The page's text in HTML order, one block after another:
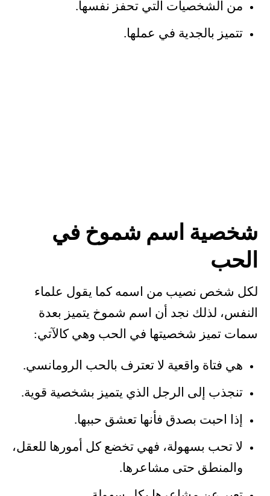
من الشخصيات التي تحفز نفسها.
تتميز بالجدية في عملها.
شخصية اسم شموخ في
الحب
لكل شخص نصيب من اسمه كما يقول علماء
النفس، لذلك نجد أن اسم شموخ يتميز بعدة
سمات تميز شخصيتها في الحب وهي كالآتي:
هي فتاة واقعية لا تعترف بالحب الرومانسي.
تنجذب إلى الرجل الذي يتميز بشخصية قوية.
إذا احبت بصدق فأنها تعشق حببها.
لا تحب بسهولة، فهي تخضع كل أمورها للعقل،
والمنطق حتى مشاعرها.